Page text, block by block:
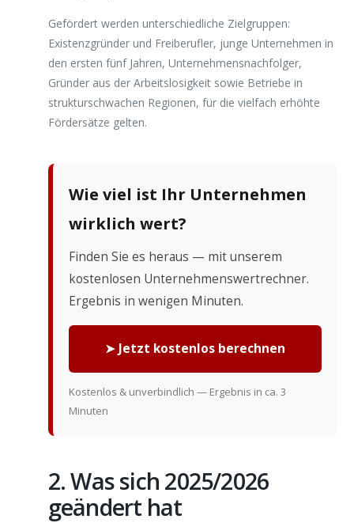
Gefördert werden unterschiedliche Zielgruppen:
Existenzgründer und Freiberufler, junge Unternehmen in
den ersten fünf Jahren, Unternehmensnachfolger,
Gründer aus der Arbeitslosigkeit sowie Betriebe in
strukturschwachen Regionen, für die vielfach erhöhte
Fördersätze gelten.
Wie viel ist Ihr Unternehmen
wirklich wert?
Finden Sie es heraus — mit unserem
kostenlosen Unternehmenswertrechner.
Ergebnis in wenigen Minuten.
➤ Jetzt kostenlos berechnen
Kostenlos & unverbindlich — Ergebnis in ca. 3
Minuten
2. Was sich 2025/2026
geändert hat